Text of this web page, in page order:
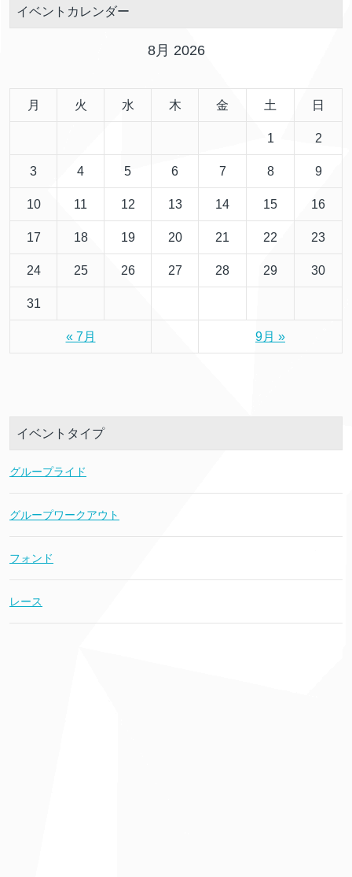
イベントカレンダー
8月 2026
月 火 水 木 金 土 日
1 2
3 4 5 6 7 8 9
10 11 12 13 14 15 16
17 18 19 20 21 22 23
24 25 26 27 28 29 30
31
« 7月 9月 »
イベントタイプ
グループライド
グループワークアウト
フォンド
レース